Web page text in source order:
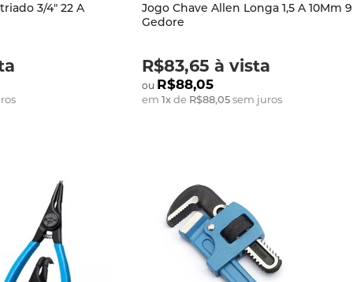
3/4" 22 A
Jogo Chave Allen Longa 1,5 A 10Mm
Gedore
R$83,65 à vista
R$88,05
em 1xde R$88,05sem juros